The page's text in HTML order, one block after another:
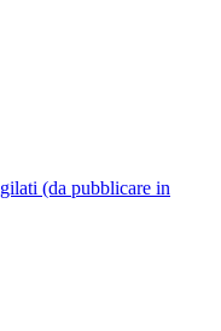
(da pubblicare in